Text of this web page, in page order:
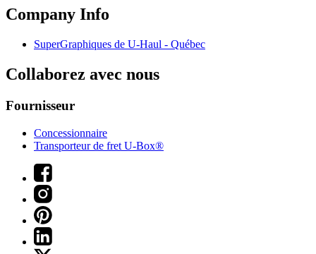
Company Info
SuperGraphiques de U-Haul - Québec
Collaborez avec nous
Fournisseur
Concessionnaire
Transporteur de fret U-Box®